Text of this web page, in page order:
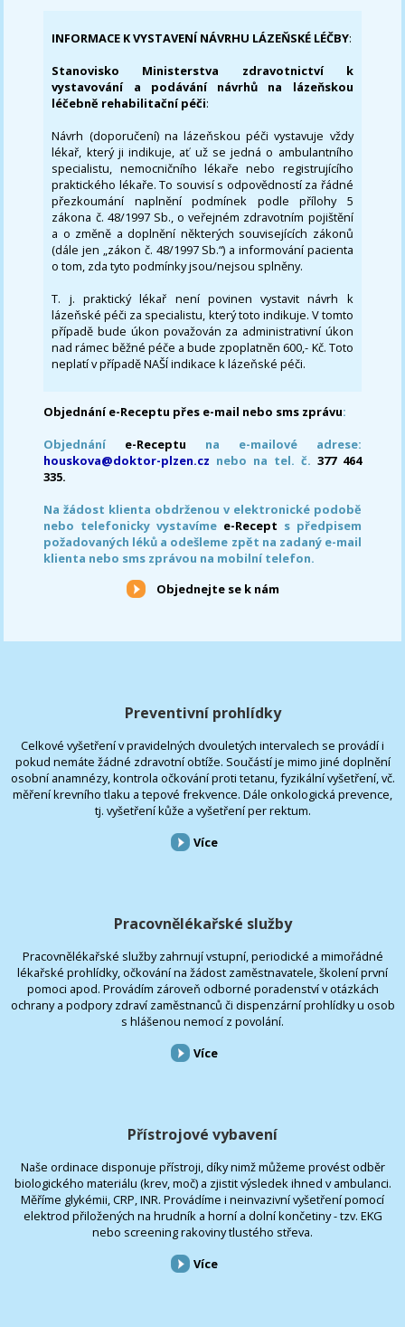
INFORMACE K VYSTAVENÍ NÁVRHU LÁZEŇSKÉ LÉČBY:
Stanovisko Ministerstva zdravotnictví k
vystavování a podávání návrhů na lázeňskou
léčebně rehabilitační péči:
Návrh (doporučení) na lázeňskou péči vystavuje vždy
lékař, který ji indikuje, ať už se jedná o ambulantního
specialistu, nemocničního lékaře nebo registrujícího
praktického lékaře. To souvisí s odpovědností za řádné
přezkoumání naplnění podmínek podle přílohy 5
zákona č. 48/1997 Sb., o veřejném zdravotním pojištění
a o změně a doplnění některých souvisejících zákonů
(dále jen „zákon č. 48/1997 Sb.“) a informování pacienta
o tom, zda tyto podmínky jsou/nejsou splněny.
T. j. praktický lékař není povinen vystavit návrh k
lázeňské péči za specialistu, který toto indikuje. V tomto
případě bude úkon považován za administrativní úkon
nad rámec běžné péče a bude zpoplatněn 600,- Kč. Toto
neplatí v případě NAŠÍ indikace k lázeňské péči.
Objednání e-Receptu přes e-mail nebo sms zprávu:
Objednání e-Receptu na e-mailové adrese:
houskova@doktor-plzen.cz nebo na tel. č. 377 464
335.
Na žádost klienta obdrženou v elektronické podobě
nebo telefonicky vystavíme e-Recept s předpisem
požadovaných léků a odešleme zpět na zadaný e-mail
klienta nebo sms zprávou na mobilní telefon.
Objednejte se k nám
Preventivní prohlídky
Celkové vyšetření v pravidelných dvouletých intervalech se provádí i
pokud nemáte žádné zdravotní obtíže. Součástí je mimo jiné doplnění
osobní anamnézy, kontrola očkování proti tetanu, fyzikální vyšetření, vč.
měření krevního tlaku a tepové frekvence. Dále onkologická prevence,
tj. vyšetření kůže a vyšetření per rektum.
Více
Pracovnělékařské služby
Pracovnělékařské služby zahrnují vstupní, periodické a mimořádné
lékařské prohlídky, očkování na žádost zaměstnavatele, školení první
pomoci apod. Provádím zároveň odborné poradenství v otázkách
ochrany a podpory zdraví zaměstnanců či dispenzární prohlídky u osob
s hlášenou nemocí z povolání.
Více
Přístrojové vybavení
Naše ordinace disponuje přístroji, díky nimž můžeme provést odběr
biologického materiálu (krev, moč) a zjistit výsledek ihned v ambulanci.
Měříme glykémii, CRP, INR. Provádíme i neinvazivní vyšetření pomocí
elektrod přiložených na hrudník a horní a dolní končetiny - tzv. EKG
nebo screening rakoviny tlustého střeva.
Více